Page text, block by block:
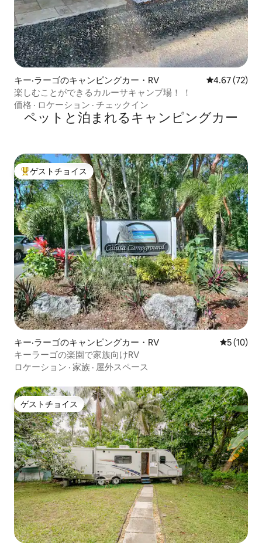
キー·ラーゴのキャンピングカー・RV レビュー72
4.67 (72)
楽しむことができるカルーサキャンプ場！ ！
価格 · ロケーション · チェックイン
ペットと泊まれるキャンピングカー
大好評のゲストチョイスです。
ゲストチョイス
キー·ラーゴのキャンピングカー・RV レビュー
5 (10)
キーラーゴの楽園で家族向けRV
ロケーション · 家族 · 屋外スペース
ゲストチョイス
ゲストチョイス